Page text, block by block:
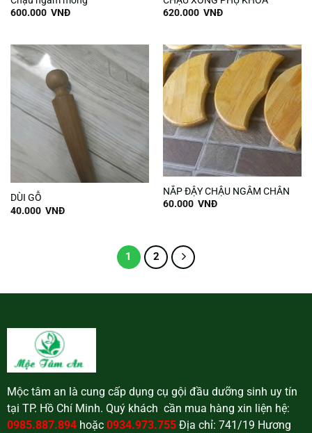
600.000 VNĐ
620.000 VNĐ
DÙI GỖ
40.000 VNĐ
NẮP ĐẬY CHẬU NGÂM CHÂN
60.000 VNĐ
1 2
Mộc tâm an là cung cấp dụng cụ gội đầu dưỡng sinh uy tín
tại TP. Hồ Chí Minh. Quý khách cần mua hàng xin liện hệ:
0985.887.894hoặc 0934.973.755Địa chỉ: 741/19 Hương